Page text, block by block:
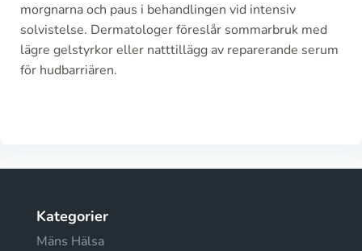
morgnarna och paus i behandlingen vid intensiv
solvistelse. Dermatologer föreslår sommarbruk med
lägre gelstyrkor eller natttillägg av reparerande serum
för hudbarriären.
Kategorier
Mäns Hälsa